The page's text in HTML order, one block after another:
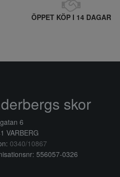
ÖPPET KÖP I 14 DAGAR
skor
6
VARBERG
0340/10867
556057-0326